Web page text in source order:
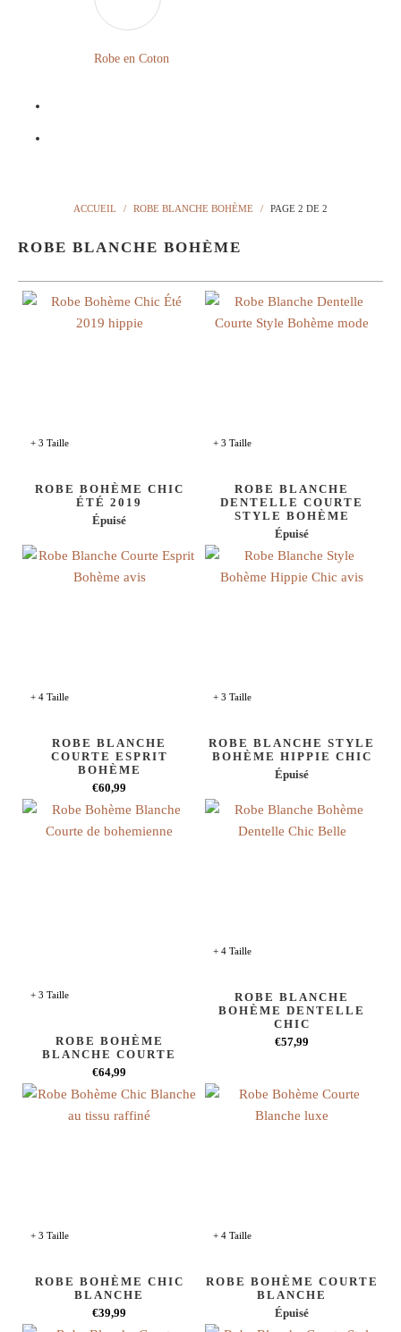
Blog
Question
Robe en Coton
ACCUEIL / ROBE BLANCHE BOHÈME / PAGE 2 DE 2
ROBE BLANCHE BOHÈME
+ 3 Taille
ROBE BOHÈME CHIC
ÉTÉ 2019
Épuisé
+ 3 Taille
ROBE BLANCHE
DENTELLE COURTE
STYLE BOHÈME
Épuisé
+ 4 Taille
ROBE BLANCHE
COURTE ESPRIT
BOHÈME
€60,99
+ 3 Taille
ROBE BLANCHE STYLE
BOHÈME HIPPIE CHIC
Épuisé
+ 3 Taille
ROBE BOHÈME
BLANCHE COURTE
€64,99
+ 4 Taille
ROBE BLANCHE
BOHÈME DENTELLE
CHIC
€57,99
+ 3 Taille
ROBE BOHÈME CHIC
BLANCHE
€39,99
+ 4 Taille
ROBE BOHÈME COURTE
BLANCHE
Épuisé